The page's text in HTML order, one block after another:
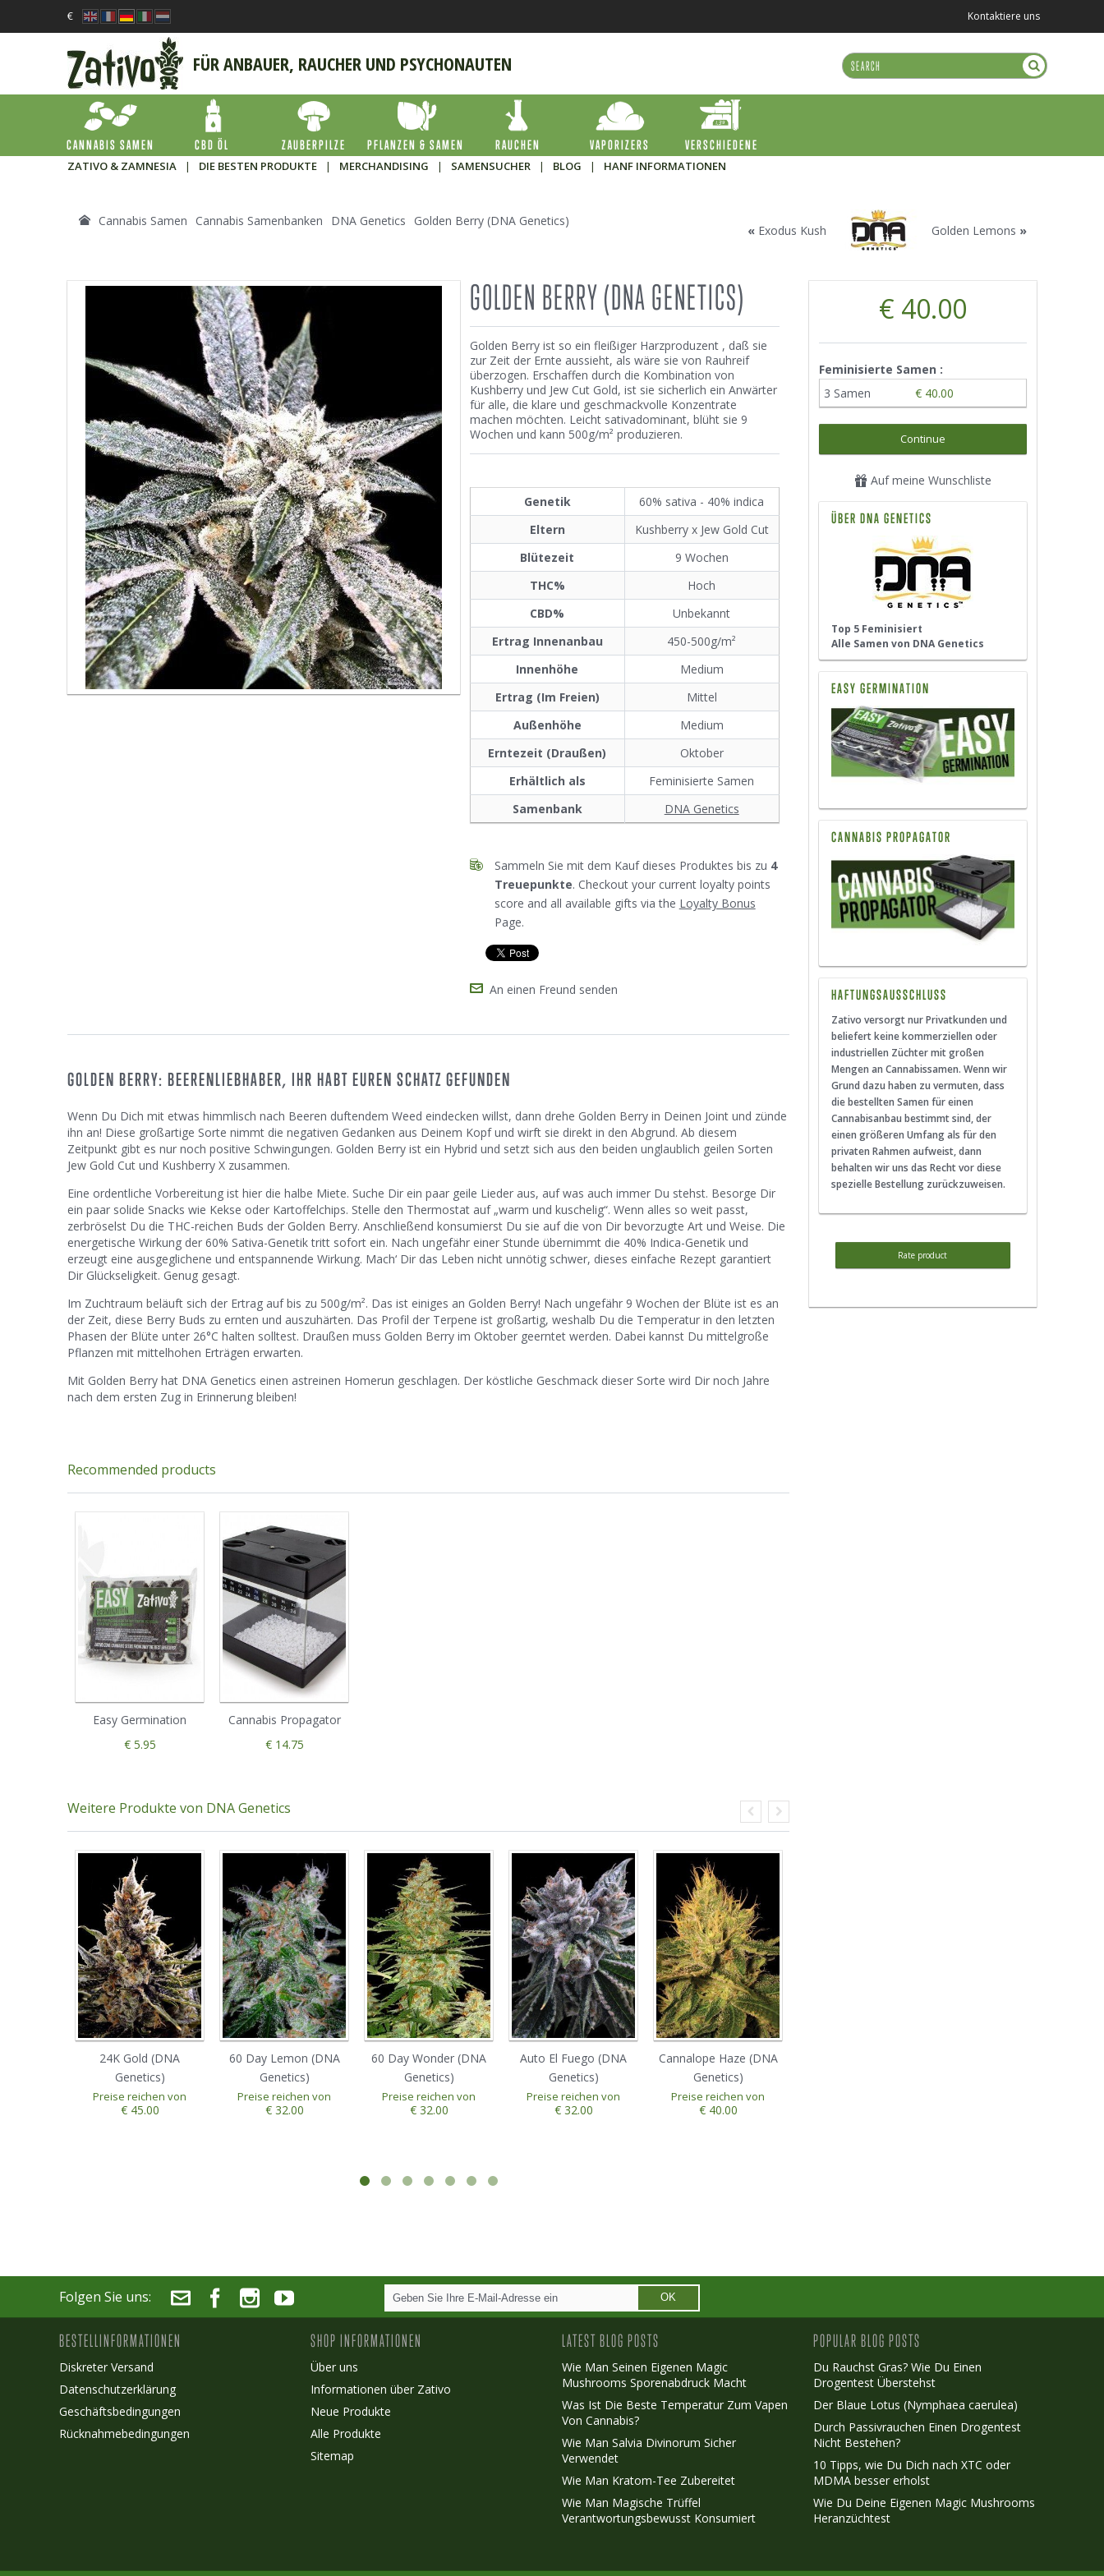
€ Kontaktiere uns
FÜR ANBAUER, RAUCHER UND PSYCHONAUTEN
CANNABIS SAMEN CBD ÖL ZAUBERPILZE PFLANZEN & SAMEN RAUCHEN VAPORIZERS
VERSCHIEDENE
ZATIVO & ZAMNESIA
| DIE BESTEN PRODUKTE | MERCHANDISING | SAMENSUCHER | BLOG | HANF INFORMATIONEN
Cannabis Samen Cannabis Samenbanken DNA Genetics Golden Berry (DNA Genetics)
« Exodus Kush Golden Lemons »
GOLDEN BERRY (DNA GENETICS)
Golden Berry ist so ein fleißiger Harzproduzent , daß sie
zur Zeit der Ernte aussieht, als wäre sie von Rauhreif
überzogen. Erschaffen durch die Kombination von
Kushberry und Jew Cut Gold, ist sie sicherlich ein Anwärter
für alle, die klare und geschmackvolle Konzentrate
machen möchten. Leicht sativadominant, blüht sie 9
Wochen und kann 500g/m² produzieren.
Genetik
60% sativa - 40% indica
Eltern
Kushberry x Jew Gold Cut
Blütezeit
9 Wochen
THC%
Hoch
CBD%
Unbekannt
Ertrag Innenanbau
450-500g/m²
Innenhöhe
Medium
Ertrag (Im Freien)
Mittel
Außenhöhe
Medium
Erntezeit (Draußen)
Oktober
Erhältlich als
Feminisierte Samen
Samenbank
DNA Genetics
Sammeln Sie mit dem Kauf dieses Produktes bis zu 4
Treuepunkte. Checkout your current loyalty points
score and all available gifts via the Loyalty Bonus
Page.
An einen Freund senden
€ 40.00
Feminisierte Samen :
3 Samen
€ 40.00
Continue
Auf meine Wunschliste
ÜBER DNA GENETICS
Top 5 Feminisiert
Alle Samen von DNA Genetics
EASY GERMINATION
CANNABIS PROPAGATOR
HAFTUNGSAUSSCHLUSS
Zativo versorgt nur Privatkunden und
beliefert keine kommerziellen oder
industriellen Züchter mit großen
Mengen an Cannabissamen. Wenn wir
Grund dazu haben zu vermuten, dass
die bestellten Samen für einen
Cannabisanbau bestimmt sind, der
einen größeren Umfang als für den
privaten Rahmen aufweist, dann
behalten wir uns das Recht vor diese
spezielle Bestellung zurückzuweisen.
Rate product
GOLDEN BERRY: BEERENLIEBHABER, IHR HABT EUREN SCHATZ GEFUNDEN
Wenn Du Dich mit etwas himmlisch nach Beeren duftendem Weed eindecken willst, dann drehe Golden Berry in Deinen Joint und zünde
ihn an! Diese großartige Sorte nimmt die negativen Gedanken aus Deinem Kopf und wirft sie direkt in den Abgrund. Ab diesem
Zeitpunkt gibt es nur noch positive Schwingungen. Golden Berry ist ein Hybrid und setzt sich aus den beiden unglaublich geilen Sorten
Jew Gold Cut und Kushberry X zusammen.
Eine ordentliche Vorbereitung ist hier die halbe Miete. Suche Dir ein paar geile Lieder aus, auf was auch immer Du stehst. Besorge Dir
ein paar solide Snacks wie Kekse oder Kartoffelchips. Stelle den Thermostat auf „warm und kuschelig“. Wenn alles so weit passt,
zerbröselst Du die THC-reichen Buds der Golden Berry. Anschließend konsumierst Du sie auf die von Dir bevorzugte Art und Weise. Die
energetische Wirkung der 60% Sativa-Genetik tritt sofort ein. Nach ungefähr einer Stunde übernimmt die 40% Indica-Genetik und
erzeugt eine ausgeglichene und entspannende Wirkung. Mach‘ Dir das Leben nicht unnötig schwer, dieses einfache Rezept garantiert
Dir Glückseligkeit. Genug gesagt.
Im Zuchtraum beläuft sich der Ertrag auf bis zu 500g/m². Das ist einiges an Golden Berry! Nach ungefähr 9 Wochen der Blüte ist es an
der Zeit, diese Berry Buds zu ernten und auszuhärten. Das Profil der Terpene ist großartig, weshalb Du die Temperatur in den letzten
Phasen der Blüte unter 26°C halten solltest. Draußen muss Golden Berry im Oktober geerntet werden. Dabei kannst Du mittelgroße
Pflanzen mit mittelhohen Erträgen erwarten.
Mit Golden Berry hat DNA Genetics einen astreinen Homerun geschlagen. Der köstliche Geschmack dieser Sorte wird Dir noch Jahre
nach dem ersten Zug in Erinnerung bleiben!
Recommended products
Easy Germination
€ 5.95
Cannabis Propagator
€ 14.75
Weitere Produkte von DNA Genetics
24K Gold (DNA
Genetics)
Preise reichen von
€ 45.00
60 Day Lemon (DNA
Genetics)
Preise reichen von
€ 32.00
60 Day Wonder (DNA
Genetics)
Preise reichen von
€ 32.00
Auto El Fuego (DNA
Genetics)
Preise reichen von
€ 32.00
Cannalope Haze (DNA
Genetics)
Preise reichen von
€ 40.00
Folgen Sie uns: OK
BESTELLINFORMATIONEN
Diskreter Versand
Datenschutzerklärung
Geschäftsbedingungen
Rücknahmebedingungen
SHOP INFORMATIONEN
Über uns
Informationen über Zativo
Neue Produkte
Alle Produkte
Sitemap
LATEST BLOG POSTS
Wie Man Seinen Eigenen Magic
Mushrooms Sporenabdruck Macht
Was Ist Die Beste Temperatur Zum Vapen
Von Cannabis?
Wie Man Salvia Divinorum Sicher
Verwendet
Wie Man Kratom-Tee Zubereitet
Wie Man Magische Trüffel
Verantwortungsbewusst Konsumiert
POPULAR BLOG POSTS
Du Rauchst Gras? Wie Du Einen
Drogentest Überstehst
Der Blaue Lotus (Nymphaea caerulea)
Durch Passivrauchen Einen Drogentest
Nicht Bestehen?
10 Tipps, wie Du Dich nach XTC oder
MDMA besser erholst
Wie Du Deine Eigenen Magic Mushrooms
Heranzüchtest